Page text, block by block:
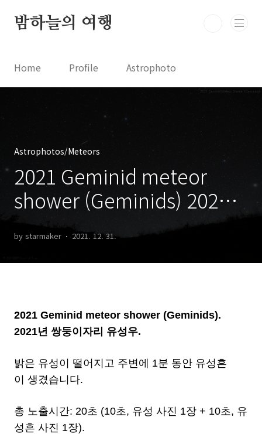
밤하늘의 여행
Home Profile Astrophoto
Astrophotography
Astrophotos/Meteors
2021 Geminid meteor
shower (Geminids) 2021
쌍둥이자리 유성우
by starmaker 2021. 12. 31.
2021 Geminid meteor shower (Geminids).
2021년 쌍둥이자리 유성우.
밝은 유성이 떨어지고 주변에 1분 동안 유성흔
이 생겼습니다.
총 노출시간: 20초 (10초, 유성 사진 1장 + 10초, 유
성흔 사진 1장).